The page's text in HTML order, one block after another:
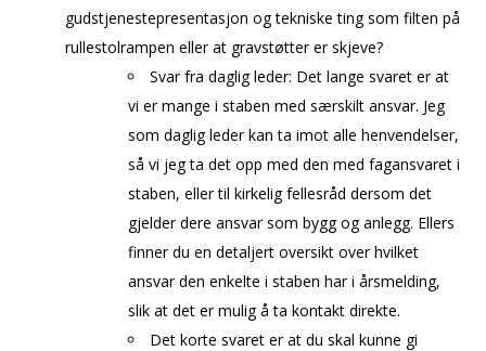
gudstjenestepresentasjon og tekniske ting som filten på
rullestolrampen eller at gravstøtter er skjeve?
Svar fra daglig leder: Det lange svaret er at
vi er mange i staben med særskilt ansvar. Jeg
som daglig leder kan ta imot alle henvendelser,
så vi jeg ta det opp med den med fagansvaret i
staben, eller til kirkelig fellesråd dersom det
gjelder dere ansvar som bygg og anlegg. Ellers
finner du en detaljert oversikt over hvilket
ansvar den enkelte i staben har i årsmelding,
slik at det er mulig å ta kontakt direkte.
Det korte svaret er at du skal kunne gi